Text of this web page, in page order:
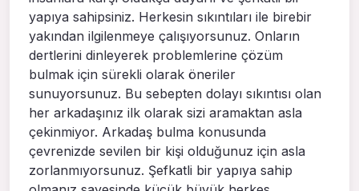
yapıya sahipsiniz. Herkesin sıkıntıları ile birebir
yakından ilgilenmeye çalışıyorsunuz. Onların
dertlerini dinleyerek problemlerine çözüm
bulmak için sürekli olarak öneriler
sunuyorsunuz. Bu sebepten dolayı sıkıntısı olan
her arkadaşınız ilk olarak sizi aramaktan asla
çekinmiyor. Arkadaş bulma konusunda
çevrenizde sevilen bir kişi olduğunuz için asla
zorlanmıyorsunuz. Şefkatli bir yapıya sahip